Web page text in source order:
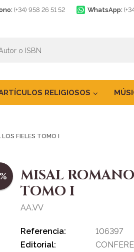
(+34) 958 26 51 52 WhatsApp:
RELIGIOSOS
FIELES TOMO I
MISAL
TOMO I
AA.VV
Referencia:
106397
Editorial: